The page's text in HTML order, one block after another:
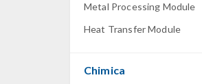
Metal Processing Module
Heat Transfer Module
Chimica